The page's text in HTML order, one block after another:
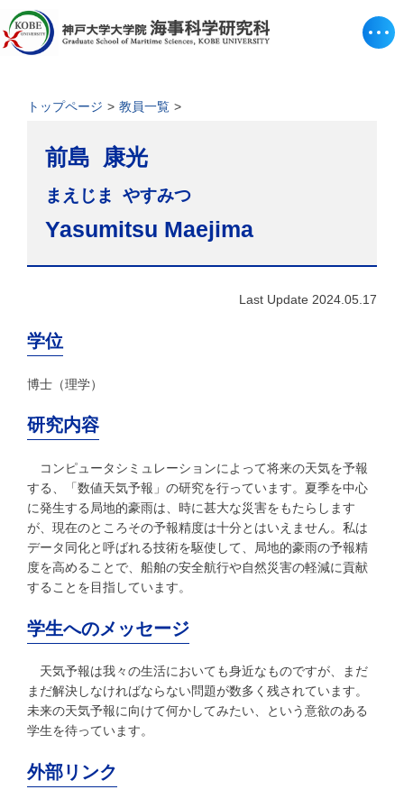
トップページ 教員一覧
前島 康光
まえじま やすみつ
Yasumitsu Maejima
Last Update 2024.05.17
学位
博士（理学）
研究内容
コンピュータシミュレーションによって将来の天気を予報
する、「数値天気予報」の研究を行っています。夏季を中心
に発生する局地的豪雨は、時に甚大な災害をもたらします
が、現在のところその予報精度は十分とはいえません。私は
データ同化と呼ばれる技術を駆使して、局地的豪雨の予報精
度を高めることで、船舶の安全航行や自然災害の軽減に貢献
することを目指しています。
学生へのメッセージ
天気予報は我々の生活においても身近なものですが、まだ
まだ解決しなければならない問題が数多く残されています。
未来の天気予報に向けて何かしてみたい、という意欲のある
学生を待っています。
外部リンク